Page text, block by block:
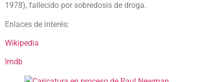
1978), fallecido por sobredosis de droga.
Enlaces de interés:
Wikipedia
Imdb